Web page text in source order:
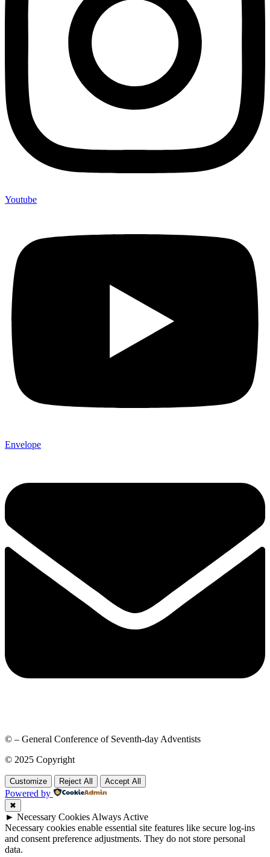
Youtube
Envelope
© – General Conference of Seventh-day Adventists
© 2025 Copyright
Customize Reject All Accept All
Powered by
✖
► Necessary Cookies Always Active
Necessary cookies enable essential site features like secure log-ins
and consent preference adjustments. They do not store personal
data.